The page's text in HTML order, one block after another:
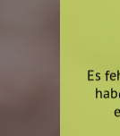
Es